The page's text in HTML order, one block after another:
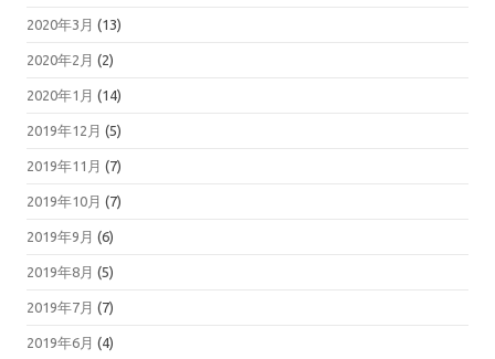
2020年3月 (13)
2020年2月 (2)
2020年1月 (14)
2019年12月 (5)
2019年11月 (7)
2019年10月 (7)
2019年9月 (6)
2019年8月 (5)
2019年7月 (7)
2019年6月 (4)